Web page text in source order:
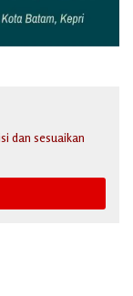
dan sesuaikan